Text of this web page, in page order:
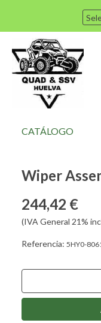
CATÁLOGO
Wiper
244,42 €
(IVA General 21%
Referencia: 5HY0-